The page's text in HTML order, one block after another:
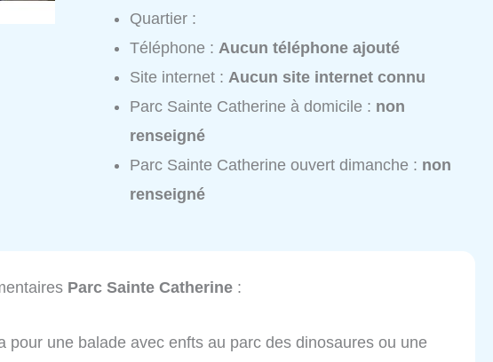
Quartier :
Téléphone :Aucun téléphone ajouté
Site internet :Aucun site internet connu
Parc Sainte Catherine à domicile : non
renseigné
Parc Sainte Catherine ouvert dimanche : non
renseigné
Parc Sainte Catherine :
pour une balade avec enfts au parc des dinosaures ou une